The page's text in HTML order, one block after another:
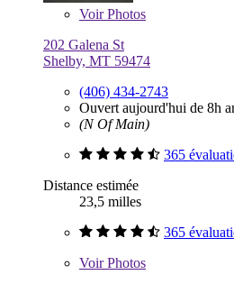
VoirPhotos
202 Galena St
Shelby, MT 59474
(406) 434-2743
Ouvert aujourd'hui de 8h
(N Of Main)
365
Distance estimée
23,5 milles
365
VoirPhotos